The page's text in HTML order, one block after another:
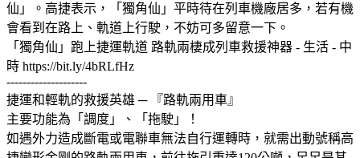
仙」。高捷表示，「獨角仙」平時待在列車機廠居多，若有機
會看到在路上、軌道上行駛，不妨可多留意一下。
「獨角仙」跑上捷運軌道 路軌兩棲成列車救援神器 - 生活 - 中
時 https://bit.ly/4bRLfHz
--------------------
捷運和輕軌的救援英雄 ─ 『路軌兩用車』
主要功能為「調度」、「拖駛」！
如遇外力造成斷電或電聯車無法自行運轉時，就需出動號稱高